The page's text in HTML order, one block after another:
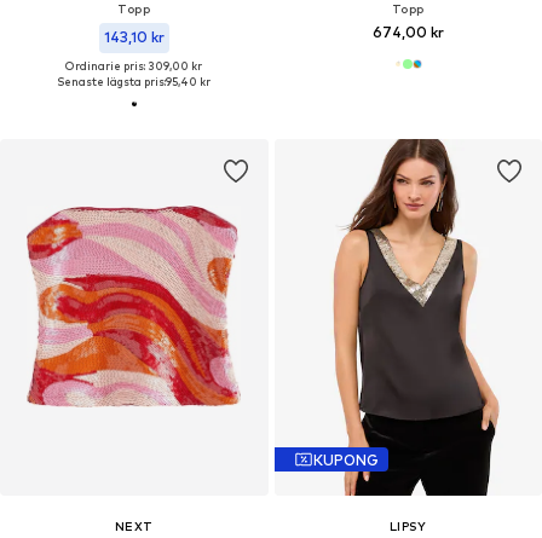
Topp
143,10 kr
Ordinarie pris: 309,00 kr
Senaste lägsta pris:95,40 kr
Topp
674,00 kr
NEXT
KUPONG
LIPSY